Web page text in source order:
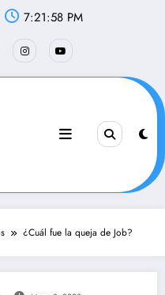
7:21:59 PM
¿Cuál fue la queja de Job?